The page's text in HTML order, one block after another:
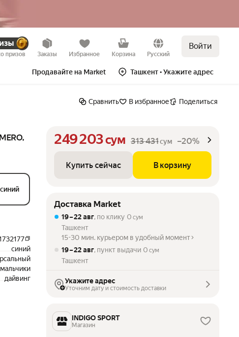
призов Заказы Избранное Корзина Русский
Войти
Продавайте на Market Ташкент• Укажите адрес
Сравнить В избранное Поделиться
синий
синий
дайвинг
249 203сум 313 431сум –20%
Купить сейчас В корзину
–20% Купить сейчас В корзину
Доставка Market
19 – 22 авг, по клику 0 сум
Ташкент
15-30 мин. курьером в удобный момент
19 – 22 авг, пункт выдачи 0 сум
Ташкент
Укажите адрес
Уточним дату и стоимость доставки
INDIGO SPORT
Магазин